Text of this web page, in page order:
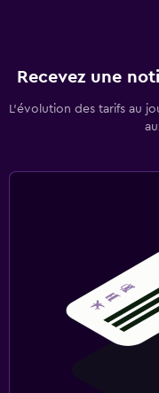
Recevez une
L’évolution des tarifs au